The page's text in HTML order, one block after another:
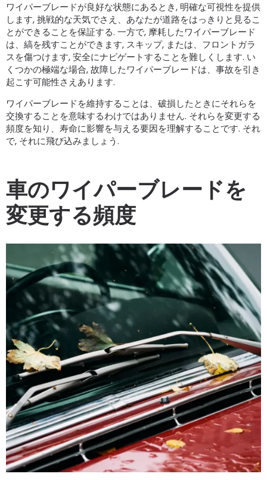
ワイパーブレードが良好な状態にあるとき, 明確な可視性を提供
します, 挑戦的な天気でさえ、あなたが道路をはっきりと見るこ
とができることを保証する. 一方で, 摩耗したワイパーブレード
は、縞を残すことができます, スキップ, または、フロントガラ
スを傷つけます, 安全にナビゲートすることを難しくします. い
くつかの極端な場合, 故障したワイパーブレードは、事故を引き
起こす可能性さえあります.
ワイパーブレードを維持することは、破損したときにそれらを
交換することを意味するわけではありません. それらを変更する
頻度を知り、寿命に影響を与える要因を理解することです. それ
で, それに飛び込みましょう.
車のワイパーブレードを
変更する頻度